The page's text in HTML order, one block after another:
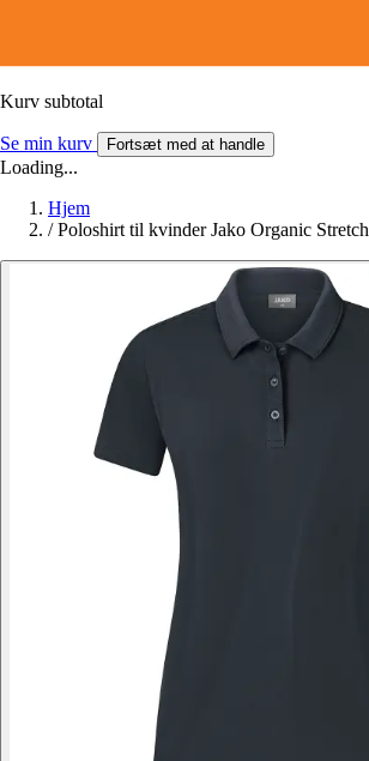
Kurv subtotal
Se min kurv Fortsæt med at handle
Loading...
Hjem
/ Poloshirt til kvinder Jako Organic Stretch